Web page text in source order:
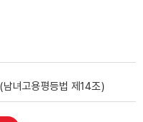
녀고용평등법 제14조)